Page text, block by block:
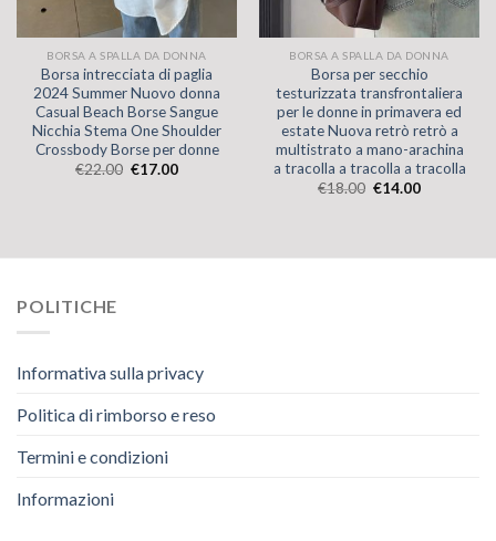
BORSA A SPALLA DA DONNA
Borsa intrecciata di paglia
2024 Summer Nuovo donna
Casual Beach Borse Sangue
Nicchia Stema One Shoulder
Crossbody Borse per donne
€22.00 €17.00
BORSA A SPALLA DA DONNA
Borsa per secchio
testurizzata transfrontaliera
per le donne in primavera ed
estate Nuova retrò retrò a
multistrato a mano-arachina
a tracolla a tracolla a tracolla
€18.00 €14.00
POLITICHE
Informativa sulla privacy
Politica di rimborso e reso
Termini e condizioni
Informazioni